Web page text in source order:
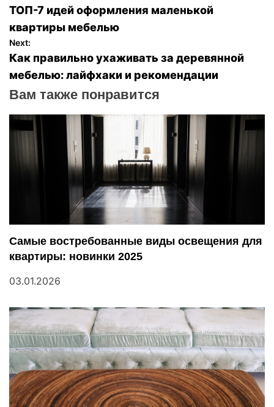
а
в
и
а
ц
п
о
з
а
п
и
с
ТОП-7 идей оформления маленькой
квартиры мебелью
Next:
Как правильно ухаживать за деревянной
мебелью: лайфхаки и рекомендации
Вам также понравится
Самые востребованные виды освещения для
квартиры: новинки 2025
03.01.2026